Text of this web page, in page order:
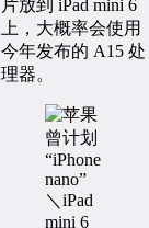
片放到 iPad mini 6
上，大概率会使用
今年发布的 A15 处
理器。